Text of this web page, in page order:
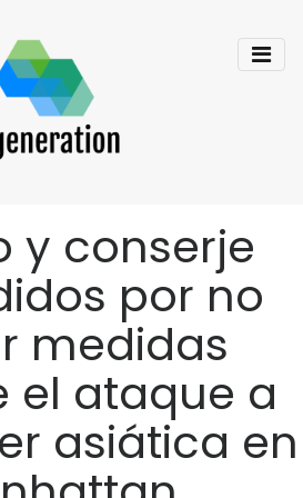
y conserje
por no
medidas
el ataque a
asiática en